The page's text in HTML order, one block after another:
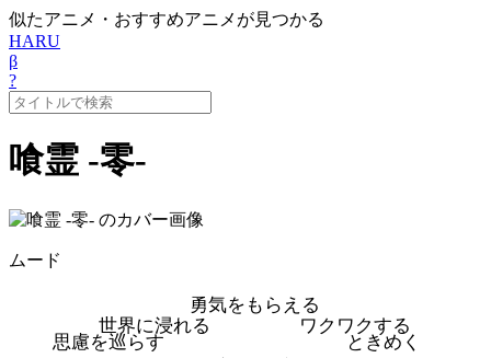
似たアニメ・おすすめアニメが見つかる
HARU
β
?
喰霊 -零-
ムード
勇気をもらえる
ワクワクする
ときめく
思慮を巡らす
世界に浸れる